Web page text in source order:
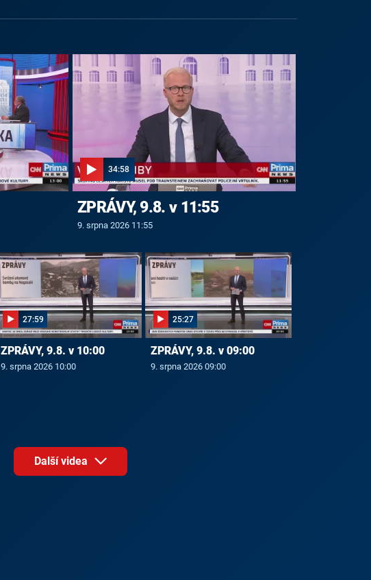
34:58
ZPRÁVY, 9.8. v 11:55
9. srpna 2026 11:55
27:59
ZPRÁVY, 9.8. v 10:00
9. srpna 2026 10:00
25:27
ZPRÁVY, 9.8. v 09:00
9. srpna 2026 09:00
Další videa